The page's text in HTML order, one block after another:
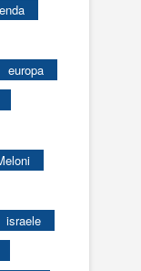
europa
israele